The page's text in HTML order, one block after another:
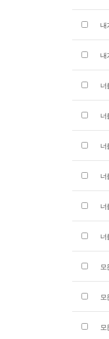
내
내
너
너
너
너
너
너
모
모
모